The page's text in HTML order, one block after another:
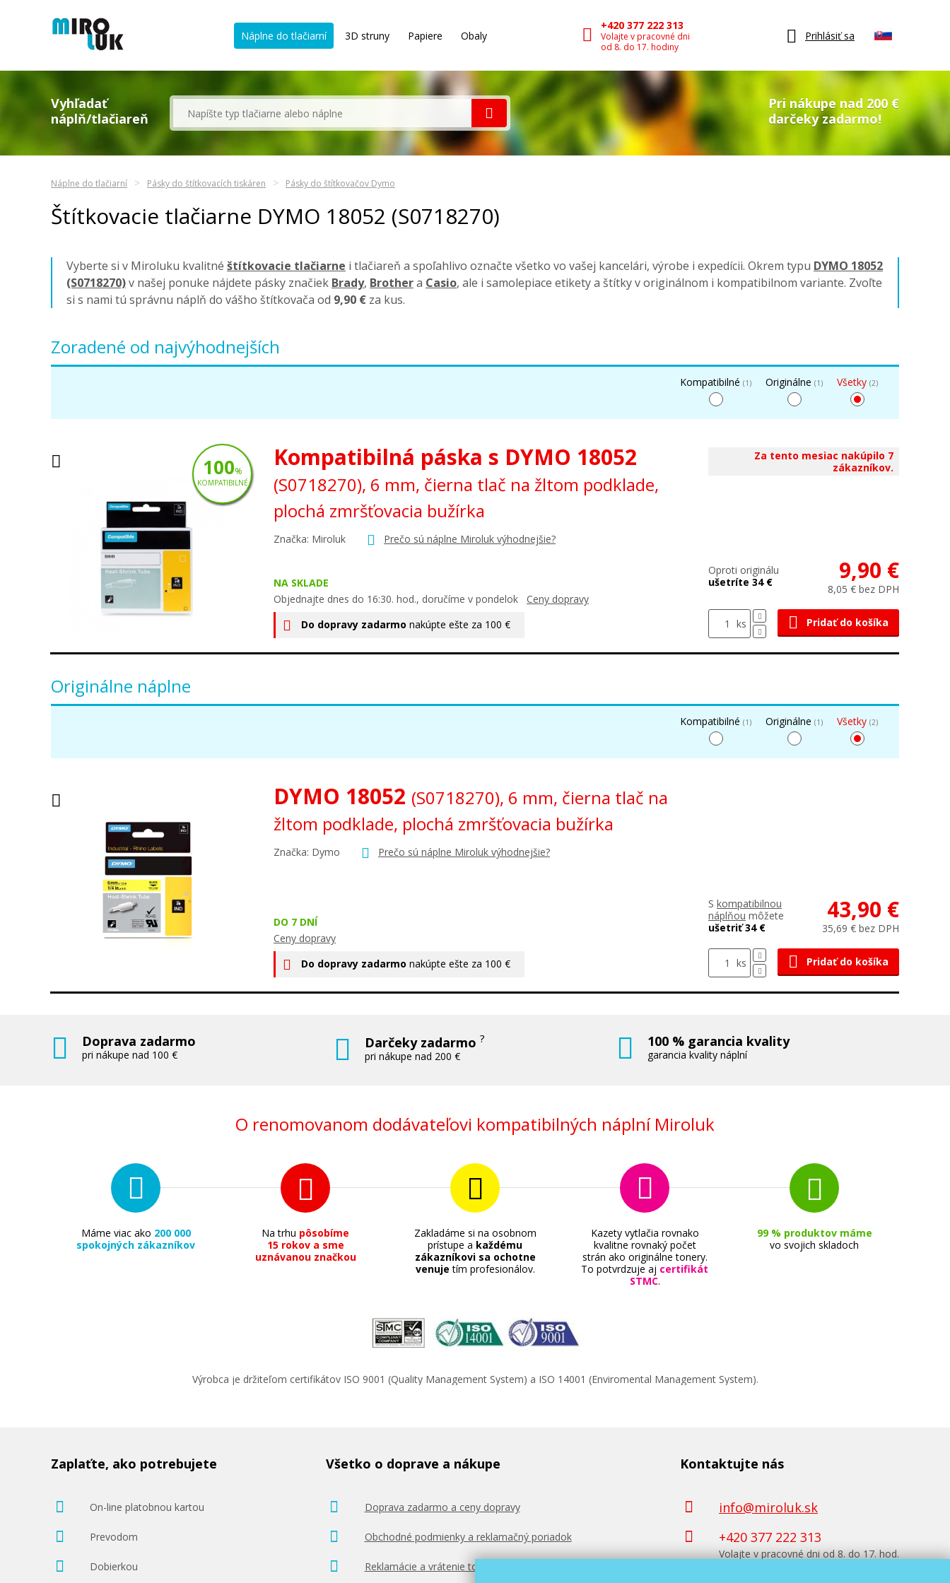
Náplne do tlačiarní 3D struny Papiere Obaly
+420 377 222 313
Volajte v pracovné dni
od 8. do 17. hodiny
Prihlásiť sa
Vyhľadať
náplň/tlačiareň
Pri nákupe nad 200 €
darčeky zadarmo!
Náplne do tlačiarní Pásky do štítkovacích tiskáren Pásky do štítkovačov Dymo
Štítkovacie tlačiarne DYMO 18052 (S0718270)
Vyberte si v Miroluku kvalitné štítkovacie tlačiarne i tlačiareň a spoľahlivo označte všetko vo vašej kancelári, výrobe i expedícii. Okrem typu DYMO 18052
(S0718270)v našej ponuke nájdete pásky značiek Brady, Brothera Casio, ale i samolepiace etikety a štítky v originálnom i kompatibilnom variante. Zvoľte
si s nami tú správnu náplň do vášho štítkovača od 9,90 € za kus.
Zoradené od najvýhodnejších
Kompatibilné (1) Originálne (1) Všetky (2)
Kompatibilná páska s DYMO 18052
(S0718270), 6 mm, čierna tlač na žltom podklade,
plochá zmršťovacia bužírka
Značka: Miroluk Prečo sú náplne Miroluk výhodnejšie?
NA SKLADE
Objednajte dnes do 16:30. hod., doručíme v pondelok Ceny dopravy
Do dopravy zadarmo nakúpte ešte za 100 €
Za tento mesiac nakúpilo 7
zákazníkov.
Oproti originálu
ušetríte 34 €
9,90 €
8,05 € bez DPH
ks Pridať do košíka
100%
KOMPATIBILNÉ
Originálne náplne
Kompatibilné (1) Originálne (1) Všetky (2)
DYMO 18052 (S0718270), 6 mm, čierna tlač na
žltom podklade, plochá zmršťovacia bužírka
Značka: Dymo Prečo sú náplne Miroluk výhodnejšie?
DO 7 DNÍ
Ceny dopravy
Do dopravy zadarmo nakúpte ešte za 100 €
S kompatibilnou
náplňou môžete
ušetriť 34 €
43,90 €
35,69 € bez DPH
ks Pridať do košíka
Doprava zadarmo
pri nákupe nad 100 €
Darčeky zadarmo?
pri nákupe nad 200 €
100 % garancia kvality
garancia kvality náplní
O renomovanom dodávateľovi kompatibilných náplní Miroluk
Máme viac ako 200 000
spokojných zákazníkov
Na trhu pôsobíme
15 rokov a sme
uznávanou značkou
Zakladáme si na osobnom
prístupe a každému
zákazníkovi sa ochotne
venuje tím profesionálov.
Kazety vytlačia rovnako
kvalitne rovnaký počet
strán ako originálne tonery.
To potvrdzuje aj certifikát
STMC.
99 % produktov máme
vo svojich skladoch
Výrobca je držiteľom certifikátov ISO 9001 (Quality Management System) a ISO 14001 (Enviromental Management System).
Zaplaťte, ako potrebujete
On-line platobnou kartou
Prevodom
Dobierkou
Všetko o doprave a nákupe
Doprava zadarmo a ceny dopravy
Obchodné podmienky a reklamačný poriadok
Reklamácie a vrátenie tovaru
Kontaktujte nás
info@miroluk.sk
+420 377 222 313
Volajte v pracovné dni od 8. do 17. hod.